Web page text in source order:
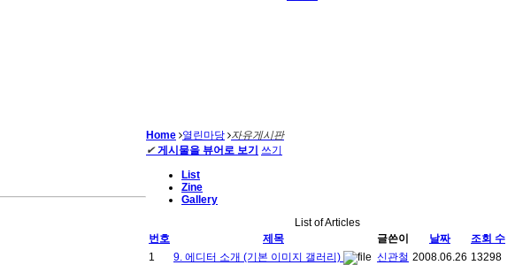
Home 열린마당 자유게시판
✔ 게시물을 뷰어로 보기 쓰기
List
Zine
Gallery
List of Articles
번호
제목 글쓴이 날짜
조회 수
1
9. 에디터 소개 (기본 이미지 갤러리) 신관철 2008.06.26 13298